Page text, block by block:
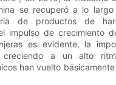
se recuperó a lo
de productos de
impulso de crecimiento
es evidente, la
creciendo a un alto
han vuelto